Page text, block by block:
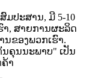
ມປະສານ, ມີ 5-10
າ, ສາຍການຜະລິດ
ນຂອງພວກເຮົາ.
ນຄຸນນະພາບ" ເປັນ
າ​